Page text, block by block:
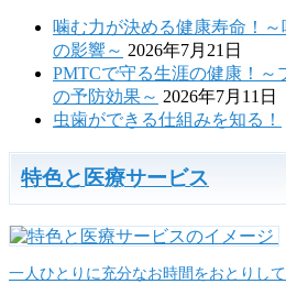
噛む力が決める健康寿命！
の影響～ 2026年7月21日
PMTCで守る生涯の健康！～
の予防効果～ 2026年7月11日
虫歯ができる仕組みを知る！
特色と医療サービス
一人ひとりに充分なお時間をおとりし